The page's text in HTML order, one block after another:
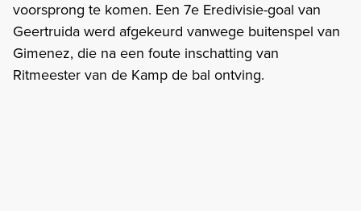
voorsprong te komen. Een 7e Eredivisie-goal van
Geertruida werd afgekeurd vanwege buitenspel van
Gimenez, die na een foute inschatting van
Ritmeester van de Kamp de bal ontving.